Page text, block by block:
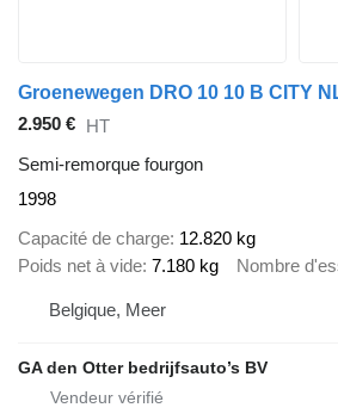
Groenewegen DRO 10 10 B CITY
2.950 € HT
Semi-remorque fourgon
1998
Capacité de charge 12.820 kg
Poids net à vide 7.180 kg Nombre
Belgique, Meer
GA den Otter bedrijfsauto’s BV